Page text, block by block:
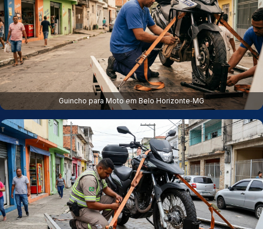
Guincho para Moto em Belo Horizonte‑MG